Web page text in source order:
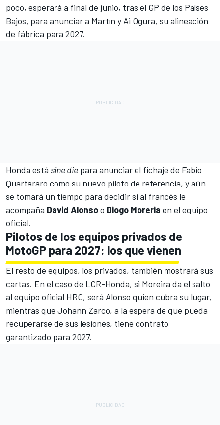
poco, esperará a final de junio, tras el GP de los Países
Bajos, para anunciar a Martín y Ai Ogura, su alineación
de fábrica para 2027.
Honda está sine die para anunciar el fichaje de Fabio
Quartararo como su nuevo piloto de referencia, y aún
se tomará un tiempo para decidir si al francés le
acompaña David Alonsoo Diogo Moreria en el equipo
oficial.
Pilotos de los equipos privados de
MotoGP para 2027: los que vienen
El resto de equipos, los privados, también mostrará sus
cartas. En el caso de LCR-Honda, si Moreira da el salto
al equipo oficial HRC, será Alonso quien cubra su lugar,
mientras que Johann Zarco, a la espera de que pueda
recuperarse de sus lesiones, tiene contrato
garantizado para 2027.